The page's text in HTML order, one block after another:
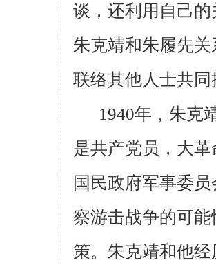
谈，还利用自己
朱克靖和朱履先
联络其他人士共同
1940年，朱克
是共产党员，大
国民政府军事委
察游击战争的可
策。朱克靖和他